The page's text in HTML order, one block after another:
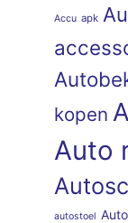
Accu apk
kopen
Auto
autostoel